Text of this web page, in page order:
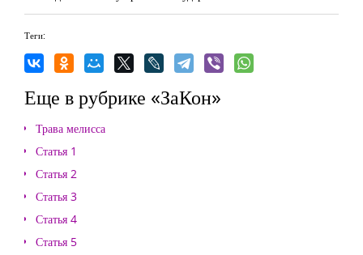
Теги:
Еще в рубрике «ЗаКон»
Трава мелисса
Статья 1
Статья 2
Статья 3
Статья 4
Статья 5